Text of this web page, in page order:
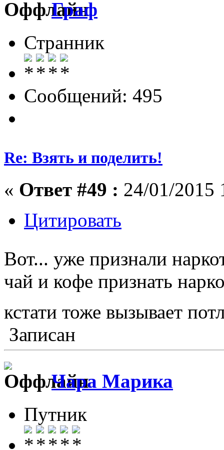
Граф
Странник
Сообщений: 495
Re: Взять и поделить!
« Ответ #49 : 24/01/2015
Цитировать
Вот... уже признали
чай и кофе признать
кстати тоже вызывает
Записан
Чара Марика
Путник